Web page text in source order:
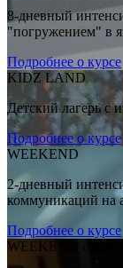
8-дневный
"погружением" в
Подробнее о курсе
KIDZ LAND
Детский лагерь с
Подробнее о курсе
WEEKEND
2-дневный
коммуникаций на
Подробнее о курсе
WEEKEND